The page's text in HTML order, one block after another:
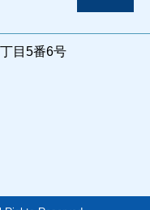
目5番6号